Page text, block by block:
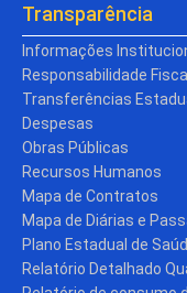
Transparência
Informações
Responsabilidade Fiscal
Transferências
Despesas
Obras Públicas
Recursos Humanos
Mapa de Contratos
Mapa de Diárias e
Plano Estadual de
Relatório Detalhado